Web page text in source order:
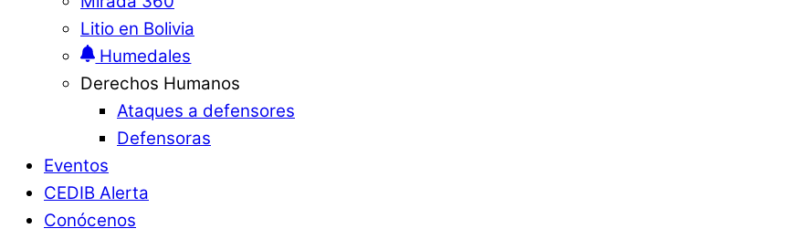
Litio en Bolivia
Humedales
Derechos Humanos
Ataques a defensores
Defensoras
Eventos
CEDIB Alerta
Conócenos